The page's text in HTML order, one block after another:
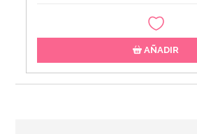
AÑADIR